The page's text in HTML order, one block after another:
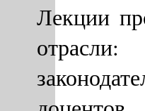
Лекции
отрасли: